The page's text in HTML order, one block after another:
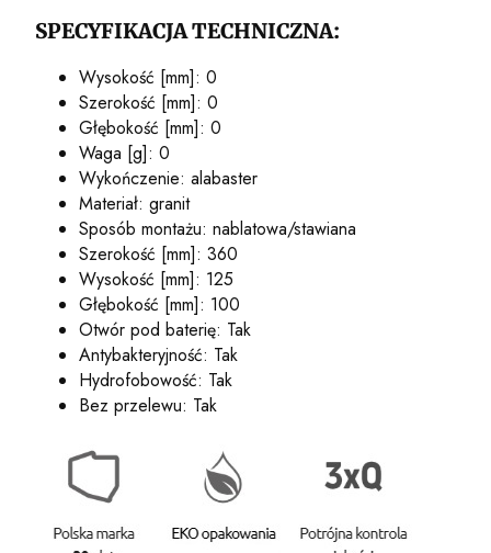
SPECYFIKACJA TECHNICZNA:
Wysokość [mm]: 0
Szerokość [mm]: 0
Głębokość [mm]: 0
Waga [g]: 0
Wykończenie: alabaster
Materiał: granit
Sposób montażu: nablatowa/stawiana
Szerokość [mm]: 360
Wysokość [mm]: 125
Głębokość [mm]: 100
Otwór pod baterię: Tak
Antybakteryjność: Tak
Hydrofobowość: Tak
Bez przelewu: Tak